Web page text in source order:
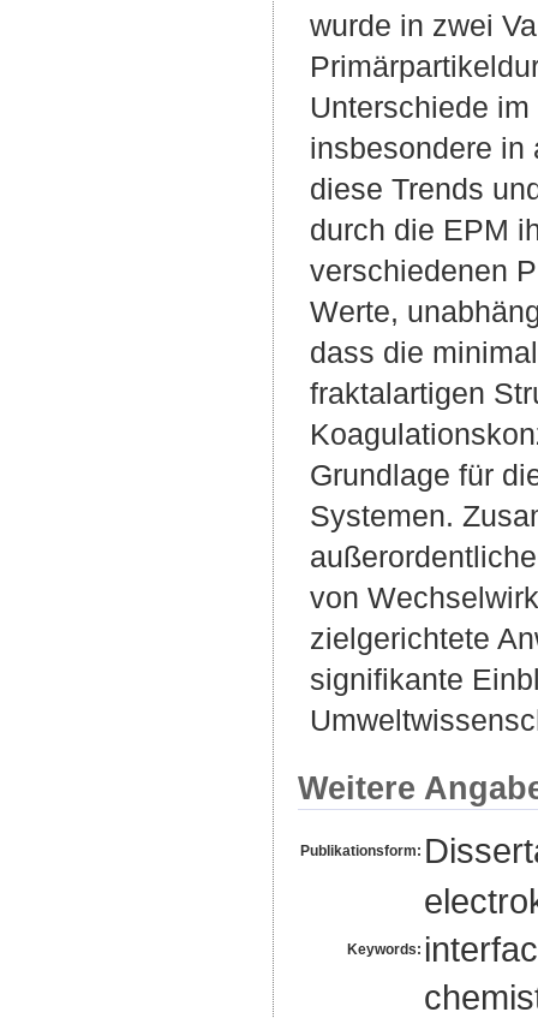
wurde in zwei
Unterschiede
insbesondere in
diese Trends
durch die EPM
verschiedenen
Werte,
dass die
fraktalartigen
Grundlage für
Systemen.
von
zielgerichtete
signifikante
Weitere
Publikationsform:
Keywords: